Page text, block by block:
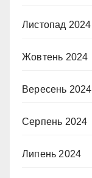
Листопад 2024
Жовтень 2024
Вересень 2024
Серпень 2024
Липень 2024